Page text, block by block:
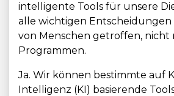
intelligente Tools für unsere
alle wichtigen
von Menschen getroffen, nicht
Programmen.
Ja. Wir können bestimmte auf
Intelligenz (KI) basierende